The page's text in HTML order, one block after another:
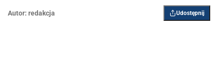
Autor: redakcja Udostępnij